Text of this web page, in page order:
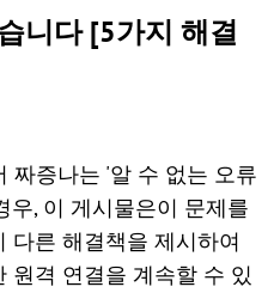
니다 [5가지 해결
짜증나는 '알 수 없는 오류
우, 이 게시물은이 문제를
다른 해결책을 제시하여
원격 연결을 계속할 수 있